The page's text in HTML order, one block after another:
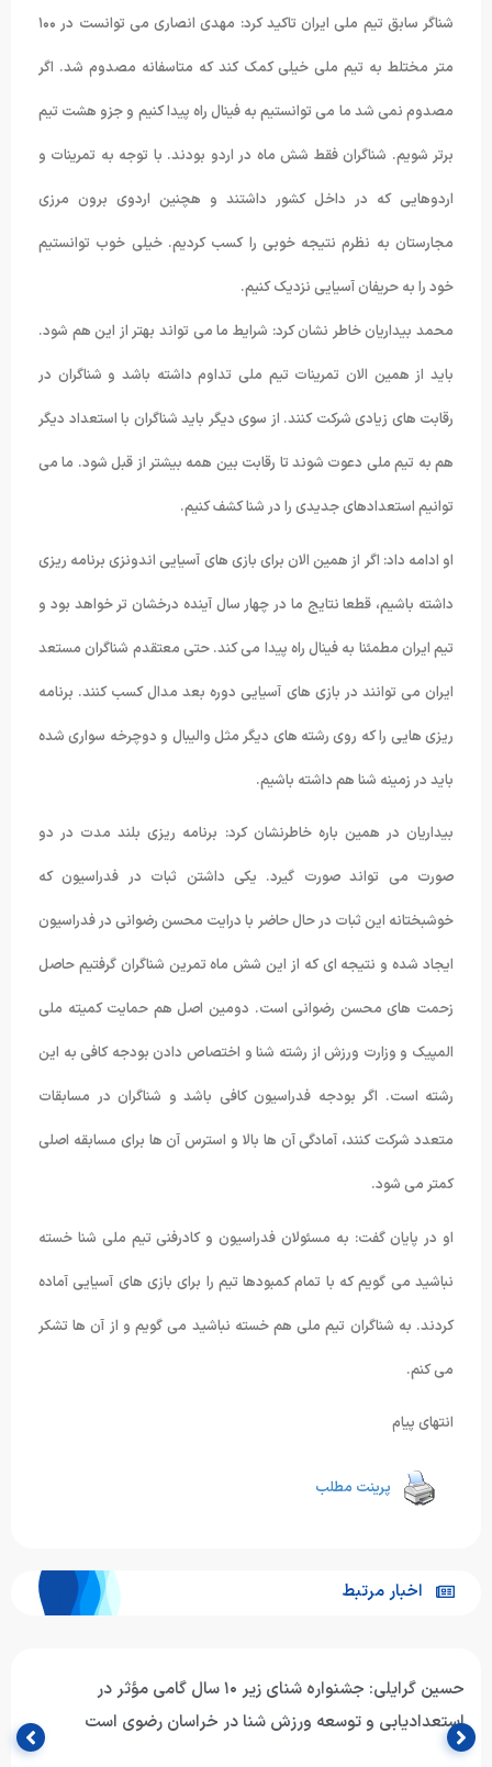
شناگر سابق تیم ملی ایران تاکید کرد: مهدی انصاری می توانست در ۱۰۰
متر مختلط به تیم ملی خیلی کمک کند که متاسفانه مصدوم شد. اگر
مصدوم نمی شد ما می توانستیم به فینال راه پیدا کنیم و جزو هشت تیم
برتر شویم. شناگران فقط شش ماه در اردو بودند. با توجه به تمرینات و
اردوهایی که در داخل کشور داشتند و هچنین اردوی برون مرزی
مجارستان به نظرم نتیجه خوبی را کسب کردیم. خیلی خوب توانستیم
خود را به حریفان آسیایی نزدیک کنیم.
محمد بیداریان خاطر نشان کرد: شرایط ما می تواند بهتر از این هم شود.
باید از همین الان تمرینات تیم ملی تداوم داشته باشد و شناگران در
رقابت های زیادی شرکت کنند. از سوی دیگر باید شناگران با استعداد دیگر
هم به تیم ملی دعوت شوند تا رقابت بین همه بیشتر از قبل شود. ما می
توانیم استعدادهای جدیدی را در شنا کشف کنیم.
او ادامه داد: اگر از همین الان برای بازی های آسیایی اندونزی برنامه ریزی
داشته باشیم، قطعا نتایج ما در چهار سال آینده درخشان تر خواهد بود و
تیم ایران مطمئنا به فینال راه پیدا می کند. حتی معتقدم شناگران مستعد
ایران می توانند در بازی های آسیایی دوره بعد مدال کسب کنند. برنامه
ریزی هایی را که روی رشته های دیگر مثل والیبال و دوچرخه سواری شده
باید در زمینه شنا هم داشته باشیم.
بیداریان در همین باره خاطرنشان کرد: برنامه ریزی بلند مدت در دو
صورت می تواند صورت گیرد. یکی داشتن ثبات در فدراسیون که
خوشبختانه این ثبات در حال حاضر با درایت محسن رضوانی در فدراسیون
ایجاد شده و نتیجه ای که از این شش ماه تمرین شناگران گرفتیم حاصل
زحمت های محسن رضوانی است. دومین اصل هم حمایت کمیته ملی
المپیک و وزارت ورزش از رشته شنا و اختصاص دادن بودجه کافی به این
رشته است. اگر بودجه فدراسیون کافی باشد و شناگران در مسابقات
متعدد شرکت کنند، آمادگی آن ها بالا و استرس آن ها برای مسابقه اصلی
کمتر می شود.
او در پایان گفت: به مسئولان فدراسیون و کادرفنی تیم ملی شنا خسته
نباشید می گویم که با تمام کمبودها تیم را برای بازی های آسیایی آماده
کردند. به شناگران تیم ملی هم خسته نباشید می گویم و از آن ها تشکر
می کنم.
انتهای پیام
پرینت مطلب
اخبار مرتبط
حسین گرایلی: جشنواره شنای زیر ۱۰ سال گامی مؤثر در
استعدادیابی و توسعه ورزش شنا در خراسان رضوی است